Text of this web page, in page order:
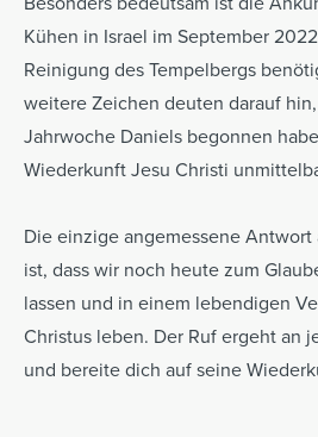
Kühen in Israel im September
Reinigung des Tempelbergs
weitere Zeichen deuten darauf
Jahrwoche Daniels begonnen
Wiederkunft Jesu Christi
Die einzige angemessene
ist, dass wir noch heute zum
lassen und in einem lebendigen
Christus leben. Der Ruf ergeht an
und bereite dich auf seine